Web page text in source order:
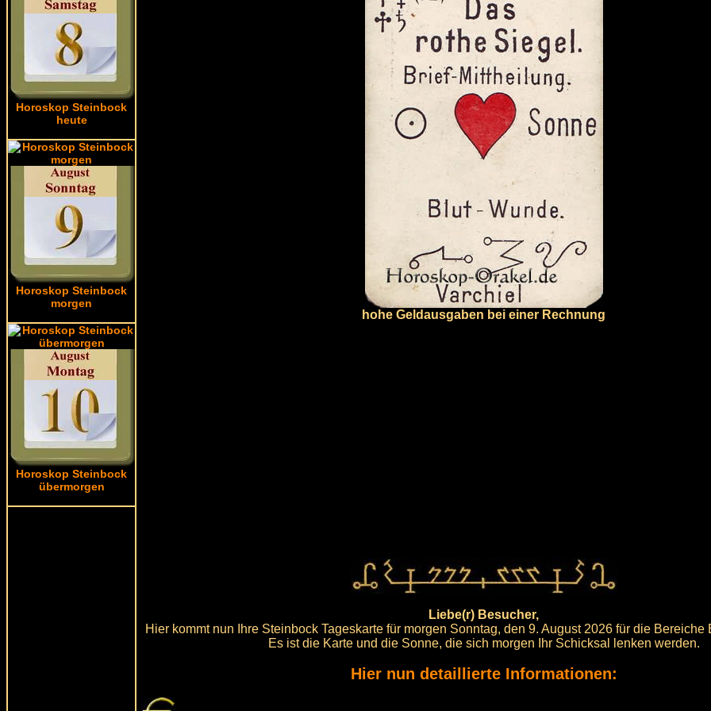
Horoskop Steinbock
heute
Horoskop Steinbock
morgen
Horoskop Steinbock
übermorgen
hohe Geldausgaben bei einer Rechnung
Liebe(r) Besucher,
Hier kommt nun Ihre Steinbock Tageskarte für morgen Sonntag, den 9. August 2026 für die Bereiche
Es ist die Karte und die Sonne, die sich morgen Ihr Schicksal lenken werden.
Hier nun detaillierte Informationen: